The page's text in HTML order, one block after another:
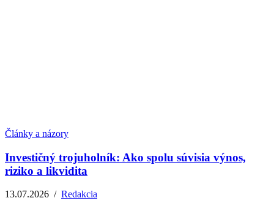
Články a názory
Investičný trojuholník: Ako spolu súvisia výnos,
riziko a likvidita
13.07.2026 / Redakcia